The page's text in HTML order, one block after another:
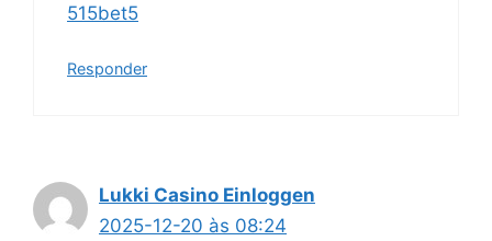
515bet5
Responder
Lukki Casino Einloggen
2025-12-20 às 08:24